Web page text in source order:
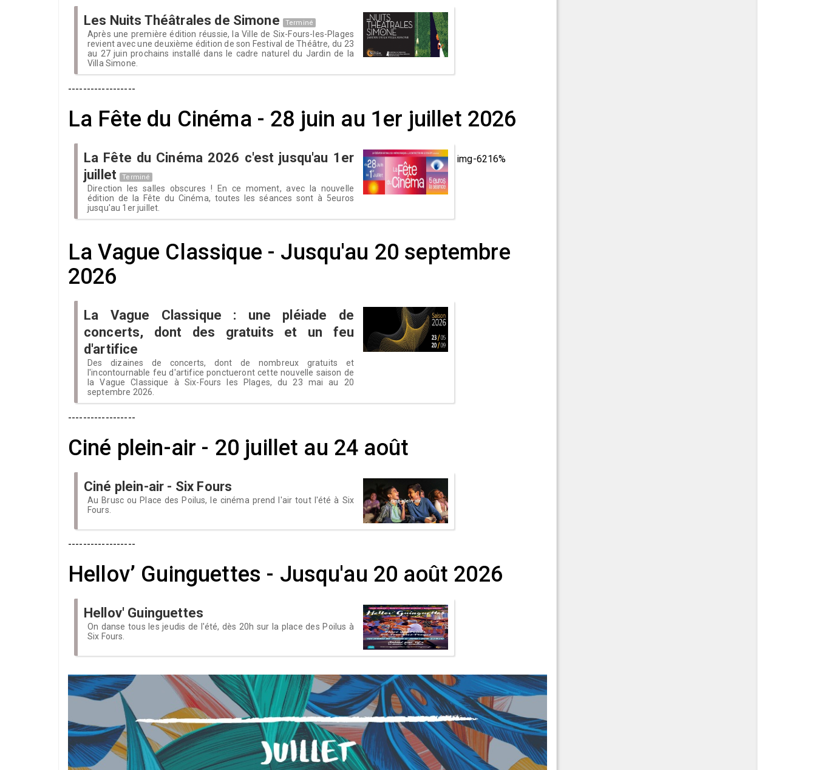
Les Nuits Théâtrales de Simone Terminé
Après une première édition réussie, la Ville de Six-Fours-les-Plages
revient avec une deuxième édition de son Festival de Théâtre, du 23
au 27 juin prochains installé dans le cadre naturel du Jardin de la
Villa Simone.
------------------
La Fête du Cinéma - 28 juin au 1er juillet 2026
La Fête du Cinéma 2026 c'est jusqu'au 1er
juillet
Terminé
Direction les salles obscures ! En ce moment, avec la nouvelle
édition de la Fête du Cinéma, toutes les séances sont à 5euros
jusqu'au 1er juillet.
img-6216%
La Vague Classique - Jusqu'au 20 septembre
2026
La Vague Classique : une pléiade de
concerts, dont des gratuits et un feu
d'artifice
Des dizaines de concerts, dont de nombreux gratuits et
l'incontournable feu d'artifice ponctueront cette nouvelle saison de
la Vague Classique à Six-Fours les Plages, du 23 mai au 20
septembre 2026.
------------------
Ciné plein-air - 20 juillet au 24 août
Ciné plein-air - Six Fours
Au Brusc ou Place des Poilus, le cinéma prend l'air tout l'été à Six
Fours.
------------------
Hellov’ Guinguettes - Jusqu'au 20 août 2026
Hellov' Guinguettes
On danse tous les jeudis de l'été, dès 20h sur la place des Poilus à
Six Fours.